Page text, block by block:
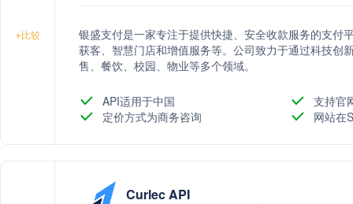
+比较
银盛支付是一家专注于提供快捷、安全收款服务的支付
获客、智慧门店和增值服务等。公司致力于通过科技创
售、餐饮、校园、物业等多个领域。
API适用于中国
支持官
定价方式为商务咨询
网站在
Curlec API